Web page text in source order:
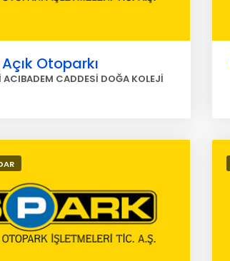
Otoparkı
ACIBADEM CADDESİ DOĞA KOLEJİ